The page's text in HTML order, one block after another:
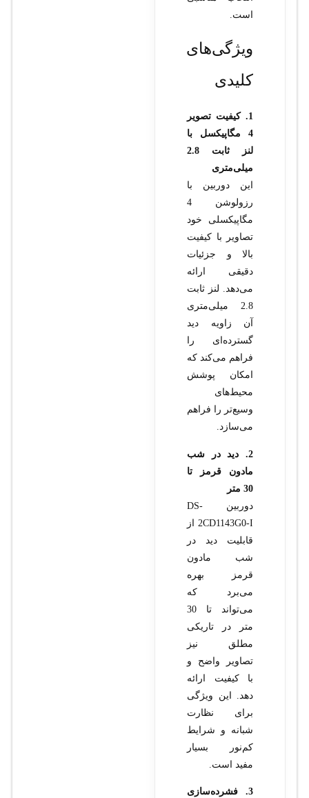
است.
ویژگی‌های
کلیدی
1. کیفیت تصویر
4 مگاپیکسل با
لنز ثابت 2.8
میلی‌متری
این دوربین با
رزولوشن 4
مگاپیکسلی خود
تصاویر با کیفیت
بالا و جزئیات
دقیقی ارائه
می‌دهد. لنز ثابت
2.8 میلی‌متری
آن زاویه دید
گسترده‌ای را
فراهم می‌کند که
امکان پوشش
محیط‌های
وسیع‌تر را فراهم
می‌سازد.
2. دید در شب
مادون قرمز تا
30 متر
دوربین DS-
2CD1143G0-I از
قابلیت دید در
شب مادون
قرمز بهره
می‌برد که
می‌تواند تا 30
متر در تاریکی
مطلق نیز
تصاویر واضح و
با کیفیت ارائه
دهد. این ویژگی
برای نظارت
شبانه و شرایط
کم‌نور بسیار
مفید است.
3. فشرده‌سازی